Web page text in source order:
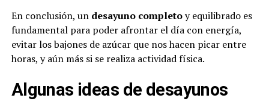
En conclusión, un desayuno completoy equilibrado es
fundamental para poder afrontar el día con energía,
evitar los bajones de azúcar que nos hacen picar entre
horas, y aún más si se realiza actividad física.
Algunas ideas de desayunos